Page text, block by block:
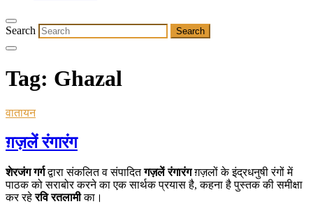
Search
Tag: Ghazal
वातायन
ग़ज़लें रंगारंग
शेरजंग गर्गद्वारा संकलित व संपादितगज़लें रंगारंगग़ज़लों के इंद्रधनुषी रंगों में
पाठक को सराबोर करने का एक सार्थक प्रयास है, कहना है पुस्तक की समीक्षा
कर रहेरवि रतलामीका।